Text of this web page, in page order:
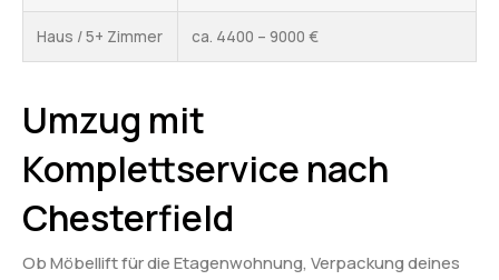
Haus / 5+ Zimmer ca. 4400 – 9000 €
Umzug mit
Komplettservice nach
Chesterfield
Ob Möbellift für die Etagenwohnung, Verpackung deines